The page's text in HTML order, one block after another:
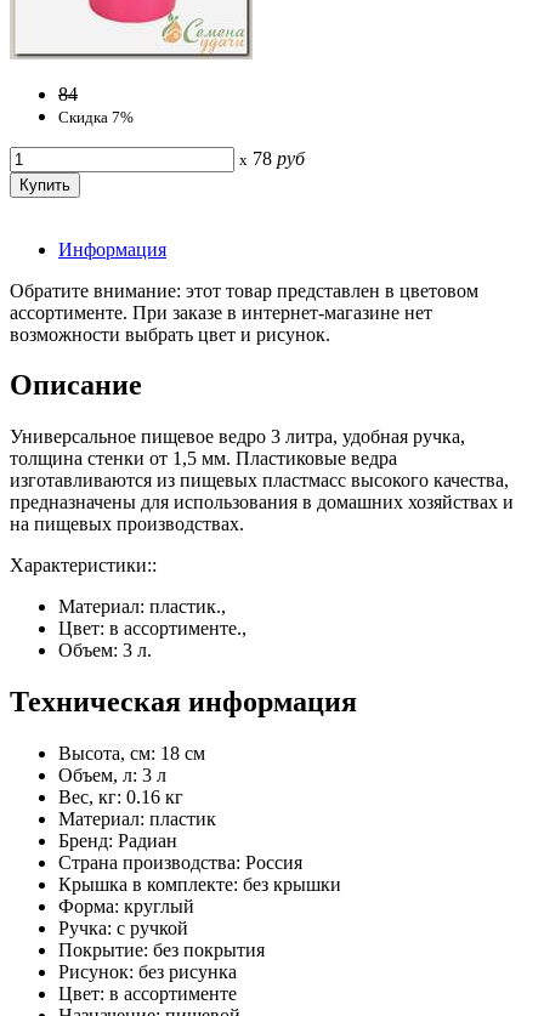
84
Скидка 7%
x 78 руб
Информация
Обратите внимание: этот товар представлен в цветовом
ассортименте. При заказе в интернет-магазине нет
возможности выбрать цвет и рисунок.
Описание
Универсальное пищевое ведро 3 литра, удобная ручка,
толщина стенки от 1,5 мм. Пластиковые ведра
изготавливаются из пищевых пластмасс высокого качества,
предназначены для использования в домашних хозяйствах и
на пищевых производствах.
Характеристики::
Материал: пластик.,
Цвет: в ассортименте.,
Объем: 3 л.
Техническая информация
Высота, см: 18 см
Объем, л: 3 л
Вес, кг: 0.16 кг
Материал: пластик
Бренд: Радиан
Страна производства: Россия
Крышка в комплекте: без крышки
Форма: круглый
Ручка: с ручкой
Покрытие: без покрытия
Рисунок: без рисунка
Цвет: в ассортименте